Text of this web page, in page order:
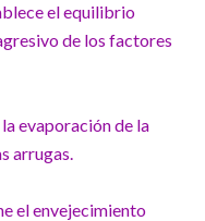
el equilibrio
de los factores
evaporación de la
arrugas.
el envejecimiento